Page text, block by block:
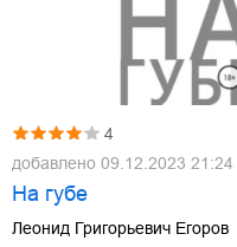
4
добавлено 09.12.2023 21:24
На губе
Леонид Григорьевич Егоров